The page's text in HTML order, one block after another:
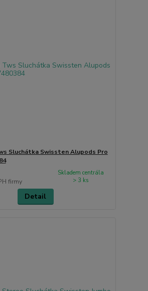
Sluchátka Swissten Alupods Pro
firmy
Skladem centrála
> 3 ks
Detail